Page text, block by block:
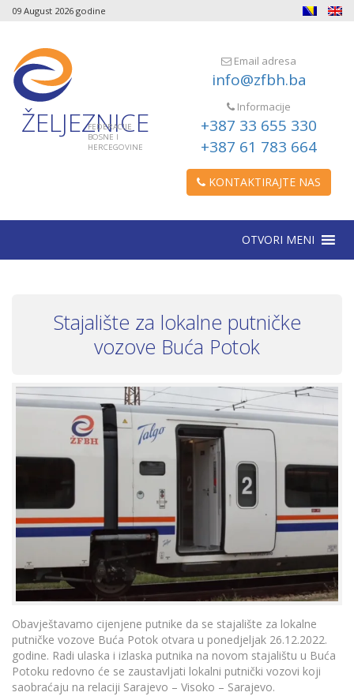
09 August 2026 godine
ŽELJEZNICE
FEDERACIJE
BOSNE I
HERCEGOVINE
Email adresa
info@zfbh.ba
Informacije
+387 33 655 330
+387 61 783 664
KONTAKTIRAJTE NAS
OTVORI MENI
Stajalište za lokalne putničke
vozove Buća Potok
Obavještavamo cijenjene putnike da se stajalište za lokalne
putničke vozove Buća Potok otvara u ponedjeljak 26.12.2022.
godine. Radi ulaska i izlaska putnika na novom stajalištu u Buća
Potoku redovno će se zaustavljati lokalni putnički vozovi koji
saobraćaju na relaciji Sarajevo – Visoko – Sarajevo.